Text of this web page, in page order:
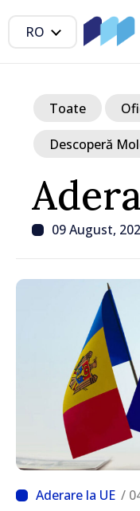
RO
09 August,
Toate
Descoperă
/